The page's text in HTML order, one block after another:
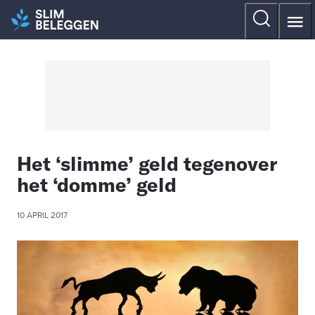
Het ‘slimme’ geld tegenover
het ‘domme’ geld
10 APRIL 2017